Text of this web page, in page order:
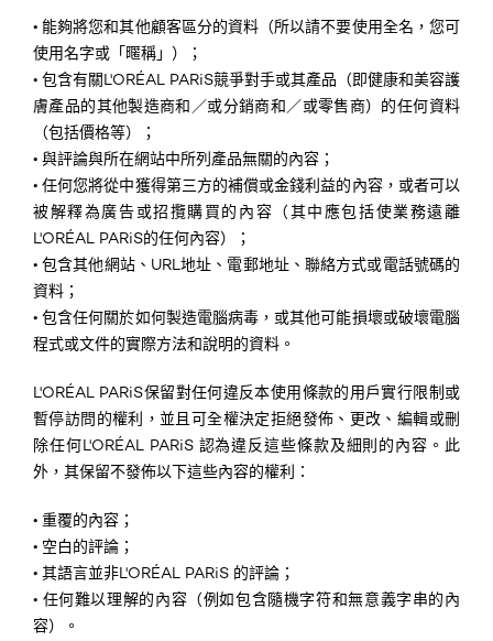
• 能夠將您和其他顧客區分的資料（所以請不要使用全名，您可
使用名字或「暱稱」）；
• 包含有關L'ORÉAL PARiS競爭對手或其產品（即健康和美容護
膚產品的其他製造商和／或分銷商和／或零售商）的任何資料
（包括價格等）；
• 與評論與所在網站中所列產品無關的內容；
• 任何您將從中獲得第三方的補償或金錢利益的內容，或者可以
被解釋為廣告或招攬購買的內容（其中應包括使業務遠離
L'ORÉAL PARiS的任何內容）；
• 包含其他網站、URL地址、電郵地址、聯絡方式或電話號碼的
資料；
• 包含任何關於如何製造電腦病毒，或其他可能損壞或破壞電腦
程式或文件的實際方法和說明的資料。
L'ORÉAL PARiS保留對任何違反本使用條款的用戶實行限制或
暫停訪問的權利，並且可全權決定拒絕發佈、更改、編輯或刪
除任何L'ORÉAL PARiS 認為違反這些條款及細則的內容。此
外，其保留不發佈以下這些內容的權利：
• 重覆的內容；
• 空白的評論；
• 其語言並非L'ORÉAL PARiS 的評論；
• 任何難以理解的內容（例如包含隨機字符和無意義字串的內
容）。